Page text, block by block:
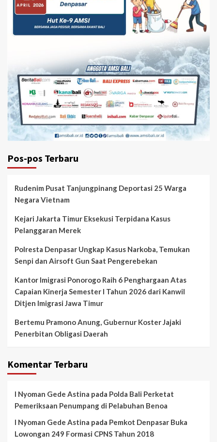
Pos-pos Terbaru
Rudenim Pusat Tanjungpinang Deportasi 25 Warga
Negara Vietnam
Kejari Jakarta Timur Eksekusi Terpidana Kasus
Pelanggaran Merek
Polresta Denpasar Ungkap Kasus Narkoba, Temukan
Senpi dan Airsoft Gun Saat Pengerebekan
Kantor Imigrasi Ponorogo Raih 6 Penghargaan Atas
Capaian Kinerja Semester I Tahun 2026 dari Kanwil
Ditjen Imigrasi Jawa Timur
Bertemu Pramono Anung, Gubernur Koster Jajaki
Penerbitan Obligasi Daerah
Komentar Terbaru
I Nyoman Gede Astina pada Polda Bali Perketat
Pemeriksaan Penumpang di Pelabuhan Benoa
I Nyoman Gede Astina pada Pemkot Denpasar Buka
Lowongan 249 Formasi CPNS Tahun 2018